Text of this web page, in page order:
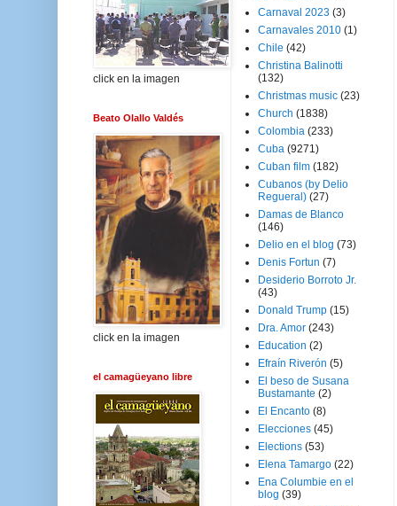
click en la imagen
Beato Olallo Valdés
click en la imagen
el camagüeyano libre
Carnaval 2023 (3)
Carnavales 2010 (1)
Chile (42)
Christina Balinotti
(132)
Christmas music (23)
Church (1838)
Colombia (233)
Cuba (9271)
Cuban film (182)
Cubanos (by Delio
Regueral) (27)
Damas de Blanco
(146)
Delio en el blog (73)
Denis Fortun (7)
Desiderio Borroto Jr.
(43)
Donald Trump (15)
Dra. Amor (243)
Education (2)
Efraín Riverón (5)
El beso de Susana
Bustamante (2)
El Encanto (8)
Elecciones (45)
Elections (53)
Elena Tamargo (22)
Ena Columbie en el
blog (39)